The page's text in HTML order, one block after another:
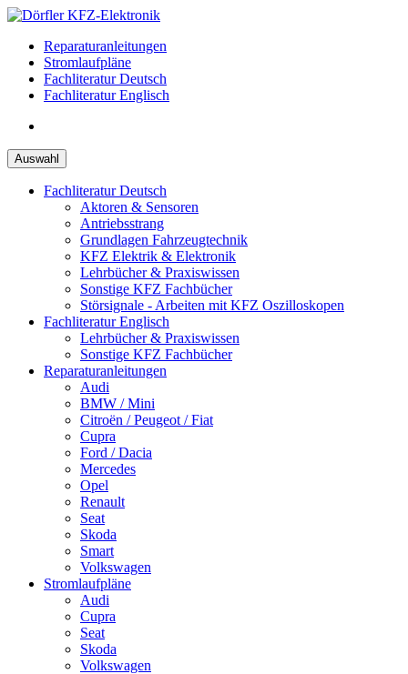
Zum
springenReparaturanleitungen
Stromlaufpläne
Fachliteratur Deutsch
Fachliteratur Englisch
Auswahl
Fachliteratur Deutsch
Aktoren & Sensoren
Antriebsstrang
Grundlagen Fahrzeugtechnik
KFZ Elektrik & Elektronik
Lehrbücher & Praxiswissen
Sonstige KFZ Fachbücher
Störsignale - Arbeiten mit KFZ Oszilloskopen
Fachliteratur Englisch
Lehrbücher & Praxiswissen
Sonstige KFZ Fachbücher
Reparaturanleitungen
Audi
BMW / Mini
Citroën / Peugeot / Fiat
Cupra
Ford / Dacia
Mercedes
Opel
Renault
Seat
Skoda
Smart
Volkswagen
Stromlaufpläne
Audi
Cupra
Seat
Skoda
Volkswagen